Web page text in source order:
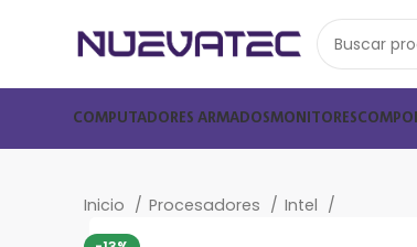
COMPUTADORES ARMADOSMONITORES
Inicio Procesadores Intel